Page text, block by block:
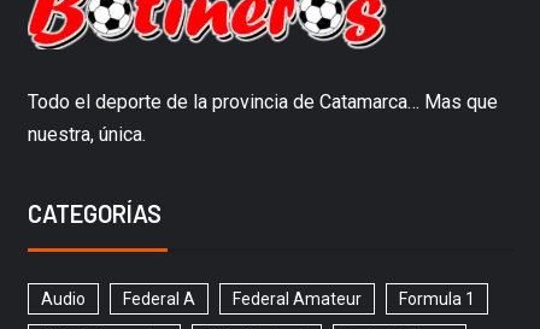
Todo el deporte de la provincia de Catamarca… Mas que
nuestra, única.
CATEGORÍAS
Audio Federal A Federal Amateur Formula 1